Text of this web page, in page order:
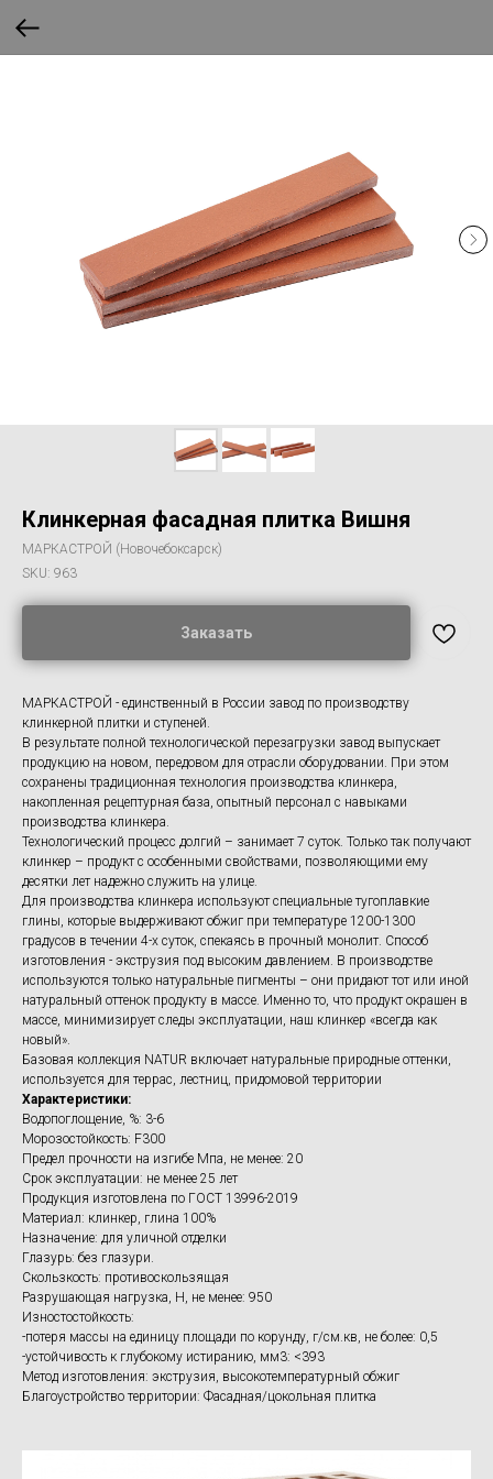
Клинкерная фасадная плитка Вишня
МАРКАСТРОЙ (Новочебоксарск)
SKU: 963
Заказать
МАРКАСТРОЙ - единственный в России завод по производству
клинкерной плитки и ступеней.
В результате полной технологической перезагрузки завод выпускает
продукцию на новом, передовом для отрасли оборудовании. При этом
сохранены традиционная технология производства клинкера,
накопленная рецептурная база, опытный персонал с навыками
производства клинкера.
Технологический процесс долгий – занимает 7 суток. Только так получают
клинкер – продукт с особенными свойствами, позволяющими ему
десятки лет надежно служить на улице.
Для производства клинкера используют специальные тугоплавкие
глины, которые выдерживают обжиг при температуре 1200-1300
градусов в течении 4-х суток, спекаясь в прочный монолит. Способ
изготовления - экструзия под высоким давлением. В производстве
используются только натуральные пигменты – они придают тот или иной
натуральный оттенок продукту в массе. Именно то, что продукт окрашен в
массе, минимизирует следы эксплуатации, наш клинкер «всегда как
новый».
Базовая коллекция NATUR включает натуральные природные оттенки,
используется для террас, лестниц, придомовой территории
Характеристики:
Водопоглощение, %: 3-6
Морозостойкость: F300
Предел прочности на изгибе Мпа, не менее: 20
Срок эксплуатации: не менее 25 лет
Продукция изготовлена по ГОСТ 13996-2019
Материал: клинкер, глина 100%
Назначение: для уличной отделки
Глазурь: без глазури.
Скользкость: противоскользящая
Разрушающая нагрузка, Н, не менее: 950
Изностостойкость:
-потеря массы на единицу площади по корунду, г/см.кв, не более: 0,5
-устойчивость к глубокому истиранию, мм3: <393
Метод изготовления: экструзия, высокотемпературный обжиг
Благоустройство территории: Фасадная/цокольная плитка